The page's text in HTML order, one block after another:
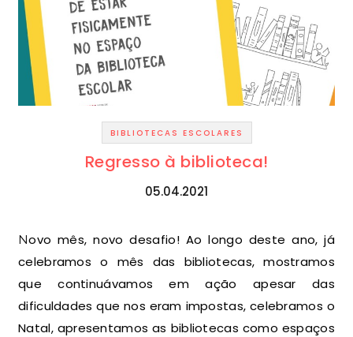
BIBLIOTECAS ESCOLARES
Regresso à biblioteca!
05.04.2021
Novo mês, novo desafio! Ao longo deste ano, já
celebramos o mês das bibliotecas, mostramos
que continuávamos em ação apesar das
dificuldades que nos eram impostas, celebramos o
Natal, apresentamos as bibliotecas como espaços